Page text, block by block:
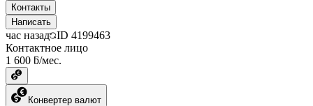
Контакты
Написать
час назад ID 4199463
Контактное лицо
1 600 ƃ/мес.
Конвертер валют